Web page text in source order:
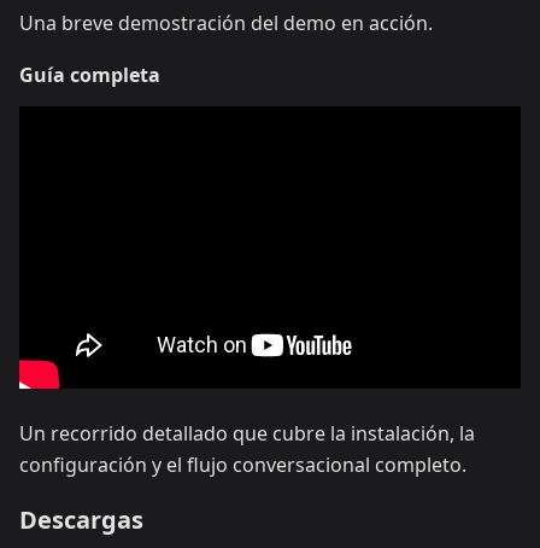
Una breve demostración del demo en acción.
Guía completa
Un recorrido detallado que cubre la instalación, la
configuración y el flujo conversacional completo.
Descargas